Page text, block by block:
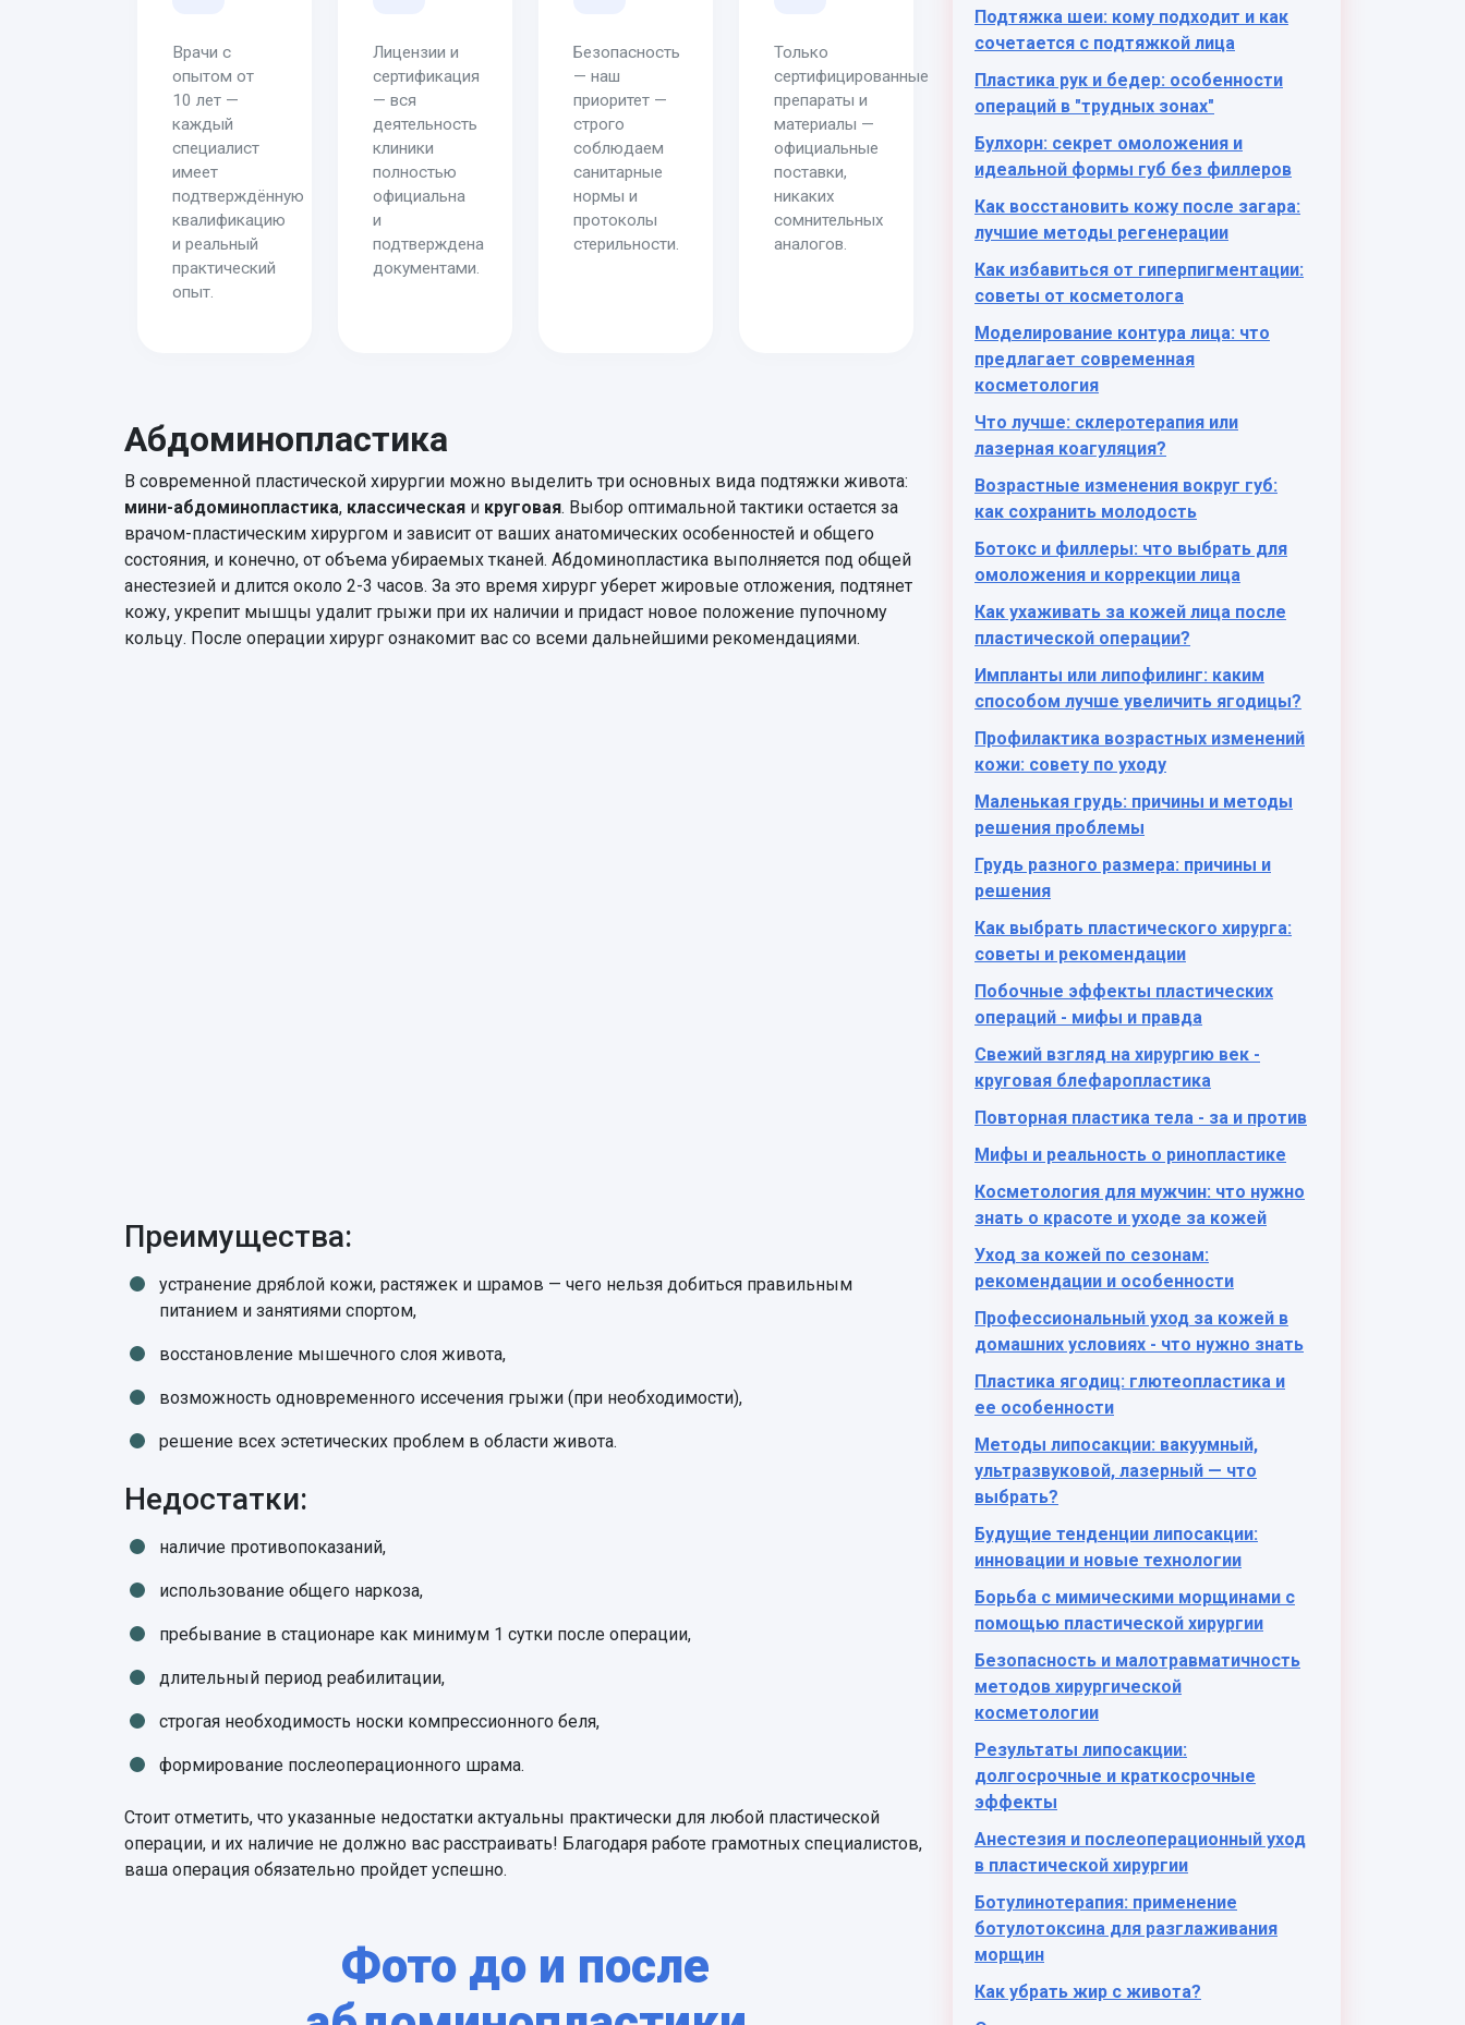
Врачи с
опытом от
10 лет —
каждый
специалист
имеет
подтверждённую
квалификацию
и реальный
практический
опыт.
Лицензии и
сертификация
— вся
деятельность
клиники
полностью
официальна
и
подтверждена
документами.
Безопасность
— наш
приоритет —
строго
соблюдаем
санитарные
нормы и
протоколы
стерильности.
Только
сертифицированные
препараты и
материалы —
официальные
поставки,
никаких
сомнительных
аналогов.
Абдоминопластика
В современной пластической хирургии можно выделить три основных вида подтяжки живота:
мини-абдоминопластика, классическая и круговая. Выбор оптимальной тактики остается за
врачом-пластическим хирургом и зависит от ваших анатомических особенностей и общего
состояния, и конечно, от объема убираемых тканей. Абдоминопластика выполняется под общей
анестезией и длится около 2-3 часов. За это время хирург уберет жировые отложения, подтянет
кожу, укрепит мышцы удалит грыжи при их наличии и придаст новое положение пупочному
кольцу. После операции хирург ознакомит вас со всеми дальнейшими рекомендациями.
Преимущества:
устранение дряблой кожи, растяжек и шрамов — чего нельзя добиться правильным
питанием и занятиями спортом,
восстановление мышечного слоя живота,
возможность одновременного иссечения грыжи (при необходимости),
решение всех эстетических проблем в области живота.
Недостатки:
наличие противопоказаний,
использование общего наркоза,
пребывание в стационаре как минимум 1 сутки после операции,
длительный период реабилитации,
строгая необходимость носки компрессионного беля,
формирование послеоперационного шрама.
Стоит отметить, что указанные недостатки актуальны практически для любой пластической
операции, и их наличие не должно вас расстраивать! Благодаря работе грамотных специалистов,
ваша операция обязательно пройдет успешно.
Фото до и после
Подтяжка шеи: кому подходит и как
сочетается с подтяжкой лица
Пластика рук и бедер: особенности
операций в "трудных зонах"
Булхорн: секрет омоложения и
идеальной формы губ без филлеров
Как восстановить кожу после загара:
лучшие методы регенерации
Как избавиться от гиперпигментации:
советы от косметолога
Моделирование контура лица: что
предлагает современная
косметология
Что лучше: склеротерапия или
лазерная коагуляция?
Возрастные изменения вокруг губ:
как сохранить молодость
Ботокс и филлеры: что выбрать для
омоложения и коррекции лица
Как ухаживать за кожей лица после
пластической операции?
Импланты или липофилинг: каким
способом лучше увеличить ягодицы?
Профилактика возрастных изменений
кожи: совету по уходу
Маленькая грудь: причины и методы
решения проблемы
Грудь разного размера: причины и
решения
Как выбрать пластического хирурга:
советы и рекомендации
Побочные эффекты пластических
операций - мифы и правда
Свежий взгляд на хирургию век -
круговая блефаропластика
Повторная пластика тела - за и против
Мифы и реальность о ринопластике
Косметология для мужчин: что нужно
знать о красоте и уходе за кожей
Уход за кожей по сезонам:
рекомендации и особенности
Профессиональный уход за кожей в
домашних условиях - что нужно знать
Пластика ягодиц: глютеопластика и
ее особенности
Методы липосакции: вакуумный,
ультразвуковой, лазерный — что
выбрать?
Будущие тенденции липосакции:
инновации и новые технологии
Борьба с мимическими морщинами с
помощью пластической хирургии
Безопасность и малотравматичность
методов хирургической
косметологии
Результаты липосакции:
долгосрочные и краткосрочные
эффекты
Анестезия и послеоперационный уход
в пластической хирургии
Ботулинотерапия: применение
ботулотоксина для разглаживания
морщин
Как убрать жир с живота?